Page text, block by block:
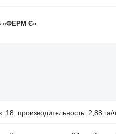
«ФЕРМ Є»
производительность: 2,88